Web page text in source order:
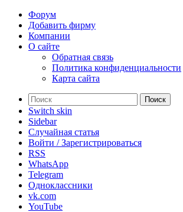
Форум
Добавить фирму
Компании
О сайте
Обратная связь
Политика конфиденциальности
Карта сайта
Поиск
Switch skin
Sidebar
Случайная статья
Войти / Зарегистрироваться
RSS
WhatsApp
Telegram
Одноклассники
vk.com
YouTube